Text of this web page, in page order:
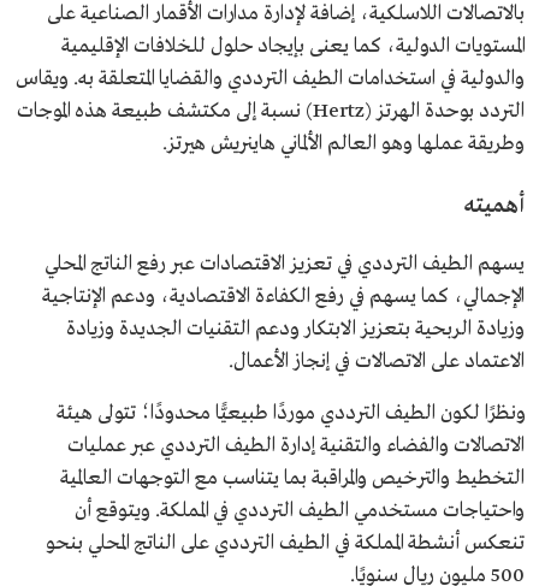
بالاتصالات اللاسلكية، إضافة لإدارة مدارات الأقمار الصناعية على
المستويات الدولية، كما يعنى بإيجاد حلول للخلافات الإقليمية
والدولية في استخدامات الطيف الترددي والقضايا المتعلقة به. ويقاس
التردد بوحدة الهرتز (Hertz) نسبة إلى مكتشف طبيعة هذه الموجات
وطريقة عملها وهو العالم الألماني هاينريش هيرتز.
أهميته
يسهم الطيف الترددي في تعزيز الاقتصادات عبر رفع الناتج المحلي
الإجمالي، كما يسهم في رفع الكفاءة الاقتصادية، ودعم الإنتاجية
وزيادة الربحية بتعزيز الابتكار ودعم التقنيات الجديدة وزيادة
الاعتماد على الاتصالات في إنجاز الأعمال.
ونظرًا لكون الطيف الترددي موردًا طبيعيًّا محدودًا؛ تتولى هيئة
الاتصالات والفضاء والتقنية إدارة الطيف الترددي عبر عمليات
التخطيط والترخيص والمراقبة بما يتناسب مع التوجهات العالمية
واحتياجات مستخدمي الطيف الترددي في المملكة. ويتوقع أن
تنعكس أنشطة المملكة في الطيف الترددي على الناتج المحلي بنحو
500 مليون ريال سنويًا.